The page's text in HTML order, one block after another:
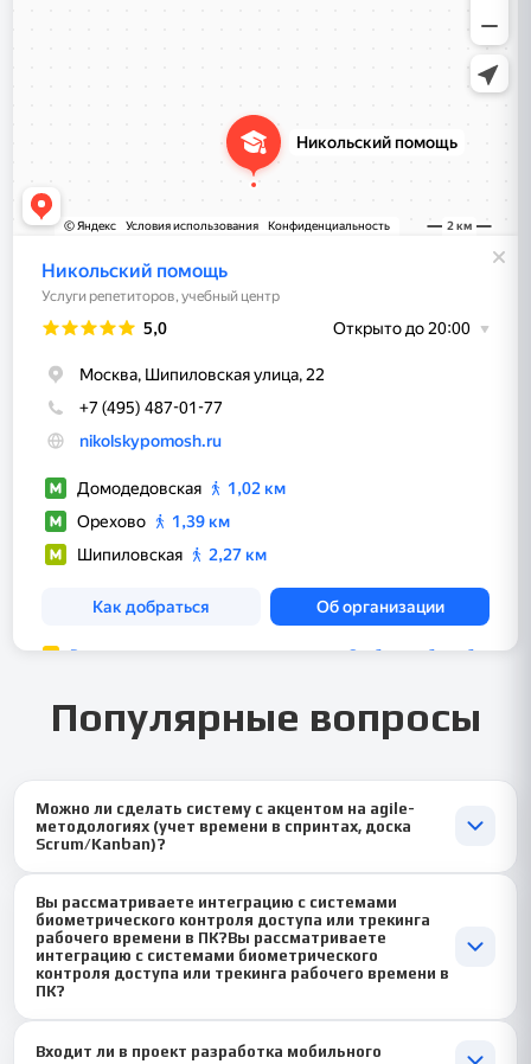
Популярные вопросы
Можно ли сделать систему с акцентом на agile-
методологиях (учет времени в спринтах, доска
Scrum/Kanban)?
спроектировать модуль учета работы для IT- или проектного
отдела, встроив в него информационную систему для
планирования спринтов, учета story points и визуализации
бурн-даун чартов. Это сделает ваш диплом современным и
практичным.
Вы рассматриваете интеграцию с системами
биометрического контроля доступа или трекинга
рабочего времени в ПК?Вы рассматриваете
интеграцию с системами биометрического
контроля доступа или трекинга рабочего времени в
ПК?
описать подключение к СКУД (системе контроля управления
Входит ли в проект разработка мобильного